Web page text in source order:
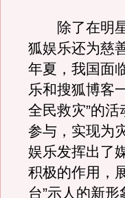
除了在明星
狐娱乐还为慈
年夏，我国面
乐和搜狐博客
全民救灾”的
参与，实现为
娱乐发挥出了
积极的作用，
台”示人的新形